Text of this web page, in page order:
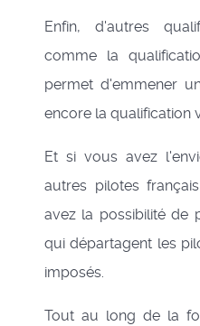
Enfin, d'autres
comme la
permet d'emmener
encore la qualification
Et si vous avez
autres pilotes
avez la possibilité de
qui départagent les
imposés.
Tout au long de la